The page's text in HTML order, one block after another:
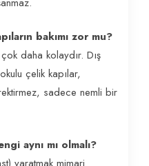
bakımı zor mu?
daha kolaydır. Dış
çelik kapılar,
sadece nemli bir
aynı mı olmalı?